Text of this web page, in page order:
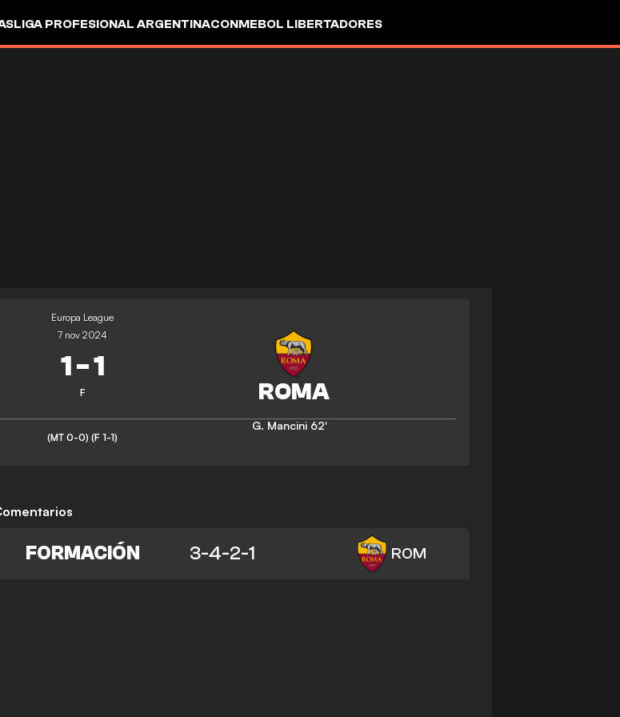
LIGA PROFESIONAL ARGENTINACONMEBOL LIBERTADORES
Europa League
7 nov 2024
1-1
F
G. Mancini 62'
(MT 0-0) (F 1-1)
FORMACIÓN 3-4-2-1 ROM